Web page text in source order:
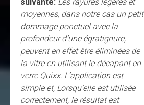
moyennes, dans notre cas un petit
dommage ponctuel avec la
profondeur d’une égratignure,
peuvent en effet être éliminées de
la vitre en utilisant le décapant en
verre Quixx. L’application est
simple et, Lorsqu’elle est utilisée
correctement, le résultat est